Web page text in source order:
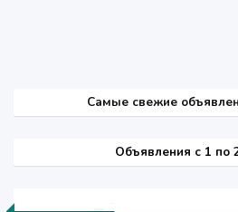
Самые свежие
Объявления c 1 по